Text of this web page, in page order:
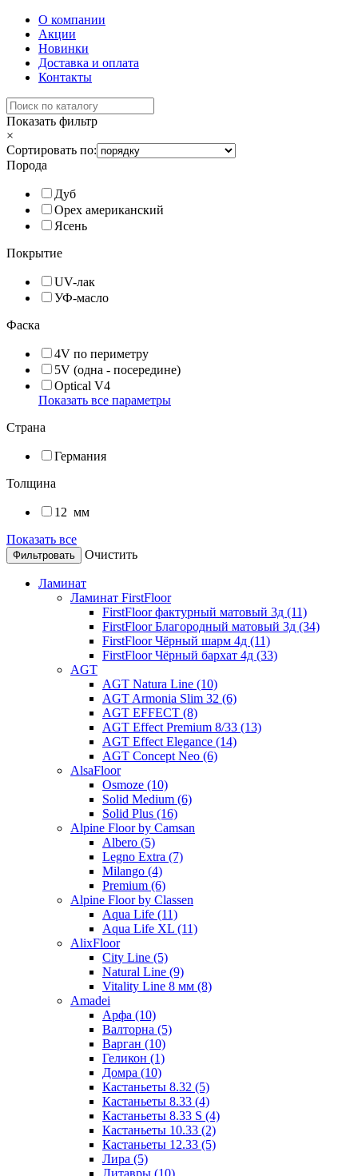
О компании
Акции
Новинки
Доставка и оплата
Контакты
Показать фильтр
×
Сортировать по:
Порода
Дуб
Орех американский
Ясень
Покрытие
UV-лак
УФ-масло
Фаска
4V по периметру
5V (одна - посередине)
Optical V4
Показать все параметры
Страна
Германия
Толщина
12 мм
Показать все
Очистить
Ламинат
Ламинат FirstFloor
FirstFloor фактурный матовый 3д (11)
FirstFloor Благородный матовый 3д (34)
FirstFloor Чёрный шарм 4д (11)
FirstFloor Чёрный бархат 4д (33)
AGT
AGT Natura Line (10)
AGT Armonia Slim 32 (6)
AGT EFFECT (8)
AGT Effect Premium 8/33 (13)
AGT Effect Elegance (14)
AGT Concept Neo (6)
AlsaFloor
Osmoze (10)
Solid Medium (6)
Solid Plus (16)
Alpine Floor by Camsan
Albero (5)
Legno Extra (7)
Milango (4)
Premium (6)
Alpine Floor by Classen
Aqua Life (11)
Aqua Life XL (11)
AlixFloor
City Line (5)
Natural Line (9)
Vitality Line 8 мм (8)
Amadei
Арфа (10)
Валторна (5)
Варган (10)
Геликон (1)
Домра (10)
Кастаньеты 8.32 (5)
Кастаньеты 8.33 (4)
Кастаньеты 8.33 S (4)
Кастаньеты 10.33 (2)
Кастаньеты 12.33 (5)
Лира (5)
Литавры (10)